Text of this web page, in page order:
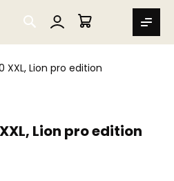
SEARCH
MIN VARUKORG
XXL, Lion pro edition
Lion pro edition